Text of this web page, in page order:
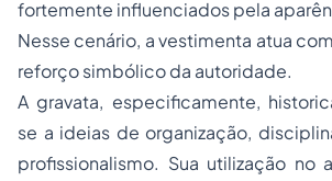
fortemente influenciados pela
Nesse cenário, a vestimenta atua
reforço simbólico da autoridade.
A gravata, especificamente,
se a ideias de organização,
profissionalismo. Sua utilização no